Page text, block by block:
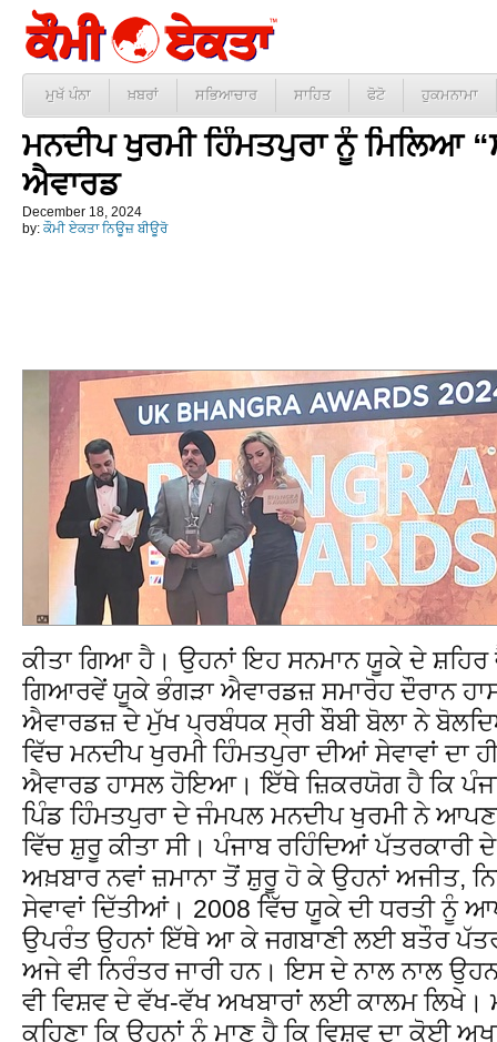
ਮੁਖੱ ਪੰਨਾ ਖ਼ਬਰਾਂ ਸਭਿਆਚਾਰ ਸਾਹਿਤ ਫੋਟੋ ਹੁਕਮਨਾਮਾ
ਮਨਦੀਪ ਖੁਰਮੀ ਹਿੰਮਤਪੁਰਾ ਨੂੰ ਮਿਲਿਆ
ਐਵਾਰਡ
December 18, 2024
by: ਕੌਮੀ ਏਕਤਾ ਨਿਊਜ਼ ਬੀਊਰੋ
ਕੀਤਾ ਗਿਆ ਹੈ। ਉਹਨਾਂ ਇਹ ਸਨਮਾਨ ਯੂਕੇ ਦੇ ਸ਼ਹਿਰ
ਗਿਆਰਵੇਂ ਯੂਕੇ ਭੰਗੜਾ ਐਵਾਰਡਜ਼ ਸਮਾਰੋਹ ਦੌਰਾਨ
ਐਵਾਰਡਜ਼ ਦੇ ਮੁੱਖ ਪ੍ਰਬੰਧਕ ਸ੍ਰੀ ਬੌਬੀ ਬੋਲਾ ਨੇ
ਵਿੱਚ ਮਨਦੀਪ ਖੁਰਮੀ ਹਿੰਮਤਪੁਰਾ ਦੀਆਂ ਸੇਵਾਵਾਂ ਦਾ
ਐਵਾਰਡ ਹਾਸਲ ਹੋਇਆ। ਇੱਥੇ ਜ਼ਿਕਰਯੋਗ ਹੈ ਕਿ
ਪਿੰਡ ਹਿੰਮਤਪੁਰਾ ਦੇ ਜੰਮਪਲ ਮਨਦੀਪ ਖੁਰਮੀ ਨੇ
ਵਿੱਚ ਸ਼ੁਰੂ ਕੀਤਾ ਸੀ। ਪੰਜਾਬ ਰਹਿੰਦਿਆਂ ਪੱਤਰਕਾਰੀ
ਅਖ਼ਬਾਰ ਨਵਾਂ ਜ਼ਮਾਨਾ ਤੋਂ ਸ਼ੁਰੂ ਹੋ ਕੇ ਉਹਨਾਂ ਅਜੀਤ,
ਸੇਵਾਵਾਂ ਦਿੱਤੀਆਂ। 2008 ਵਿੱਚ ਯੂਕੇ ਦੀ ਧਰਤੀ ਨੂੰ
ਉਪਰੰਤ ਉਹਨਾਂ ਇੱਥੇ ਆ ਕੇ ਜਗਬਾਣੀ ਲਈ ਬਤੌਰ
ਅਜੇ ਵੀ ਨਿਰੰਤਰ ਜਾਰੀ ਹਨ। ਇਸ ਦੇ ਨਾਲ ਨਾਲ
ਵੀ ਵਿਸ਼ਵ ਦੇ ਵੱਖ-ਵੱਖ ਅਖਬਾਰਾਂ ਲਈ ਕਾਲਮ ਲਿਖੇ।
ਕਹਿਣਾ ਕਿ ਉਹਨਾਂ ਨੂੰ ਮਾਣ ਹੈ ਕਿ ਵਿਸ਼ਵ ਦਾ ਕੋਈ